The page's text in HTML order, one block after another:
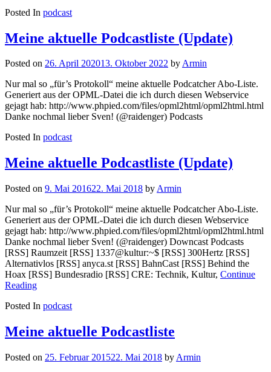
Posted In podcast
Meine aktuelle Podcastliste (Update)
Posted on 26. April 202013. Oktober 2022 byArmin
Nur mal so „für’s Protokoll“ meine aktuelle Podcatcher Abo-Liste.
Generiert aus der OPML-Datei die ich durch diesen Webservice
gejagt hab: http://www.phpied.com/files/opml2html/opml2html.html
Danke nochmal lieber Sven! (@raidenger) Podcasts
Posted In podcast
Meine aktuelle Podcastliste (Update)
Posted on 9. Mai 201622. Mai 2018 by Armin
Nur mal so „für’s Protokoll“ meine aktuelle Podcatcher Abo-Liste.
Generiert aus der OPML-Datei die ich durch diesen Webservice
gejagt hab: http://www.phpied.com/files/opml2html/opml2html.html
Danke nochmal lieber Sven! (@raidenger) Downcast Podcasts
[RSS] Raumzeit [RSS] 1337@kultur:~$ [RSS] 300Hertz [RSS]
Alternativlos [RSS] anyca.st [RSS] BahnCast [RSS] Behind the
Hoax [RSS] Bundesradio [RSS] CRE: Technik, Kultur, Continue
Reading
Posted In podcast
Meine aktuelle Podcastliste
Posted on 25. Februar 201522. Mai 2018 by Armin